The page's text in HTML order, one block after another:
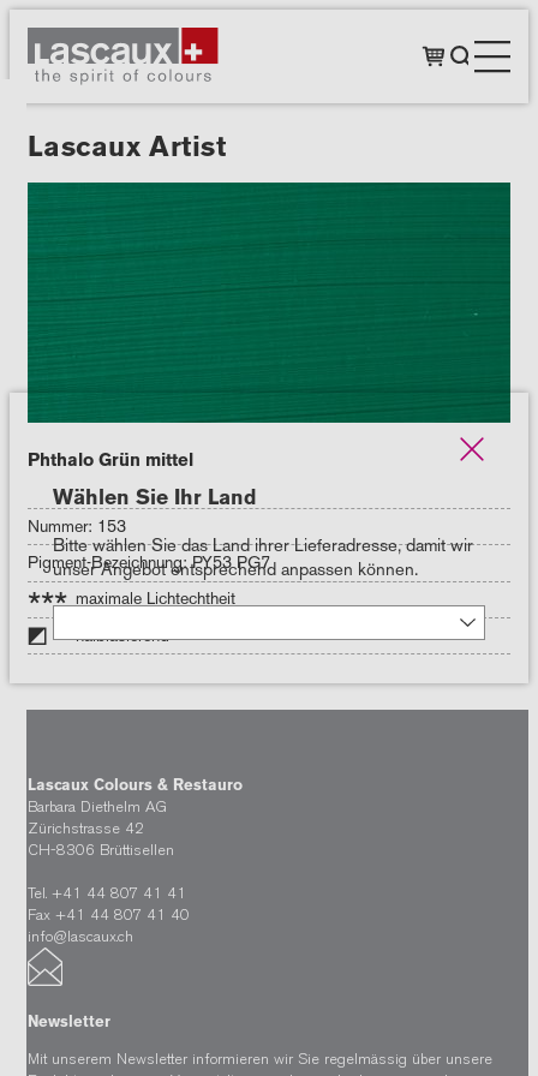
Lascaux Artist
Phthalo Grün mittel
Nummer: 153
Pigment-Bezeichnung: PY53 PG7
*** maximale Lichtechtheit
halblasierend
Lascaux Colours & Restauro
Barbara Diethelm AG
Zürichstrasse 42
CH-8306 Brüttisellen
Tel. +41 44 807 41 41
Fax +41 44 807 41 40
info@lascaux.ch
Newsletter
Mit unserem Newsletter informieren wir Sie regelmässig über unsere
Wählen Sie Ihr Land
Bitte wählen Sie das Land ihrer Lieferadresse, damit wir
unser Angebot entsprechend anpassen können.